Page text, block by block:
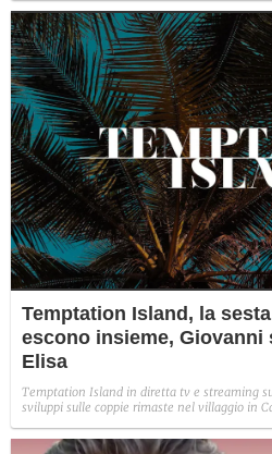
Temptation Island, la
escono insieme,
Elisa
Temptation Island in diretta tv e streaming
sviluppi sulle coppie rimaste nel villaggio in
Sabrina rifiuta il falò con Giovanni e si